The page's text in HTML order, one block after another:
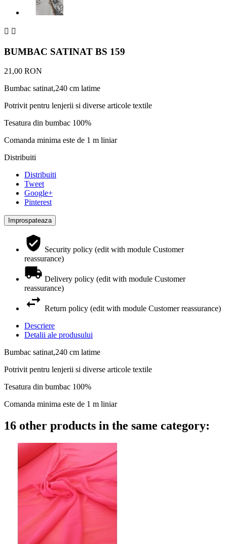
 
BUMBAC SATINAT BS 159
21,00 RON
Bumbac satinat,240 cm latime
Potrivit pentru lenjerii si diverse articole textile
Tesatura din bumbac 100%
Comanda minima este de 1 m liniar
Distribuiti
Distribuiti
Tweet
Google+
Pinterest
Security policy (edit with module Customer
reassurance)
Delivery policy (edit with module Customer
reassurance)
Return policy (edit with module Customer reassurance)
Descriere
Detalii ale produsului
Bumbac satinat,240 cm latime
Potrivit pentru lenjerii si diverse articole textile
Tesatura din bumbac 100%
Comanda minima este de 1 m liniar
16 other products in the same category: